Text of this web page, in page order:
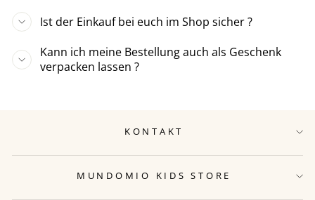
Ist der Einkauf bei euch im Shop sicher ?
Kann ich meine Bestellung auch als Geschenk
verpacken lassen ?
KONTAKT
MUNDOMIO KIDS STORE